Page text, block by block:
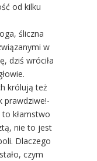
od kilku
śliczna
w
dziś wróciła
królują też
prawdziwe!-
kłamstwo
nie to jest
Dlaczego
czym